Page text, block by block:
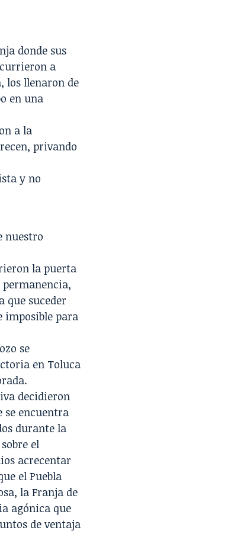
donde sus
a
los llenaron de
en una
a la
privando
y no
nuestro
la puerta
que suceder
imposible para
se
en Toluca
decidieron
se encuentra
durante la
el
acrecentar
el Puebla
la Franja de
agónica que
de ventaja